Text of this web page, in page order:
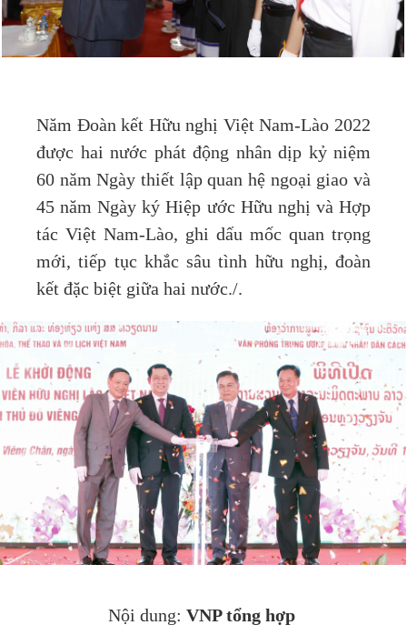
Năm Đoàn kết Hữu nghị Việt Nam-Lào 2022
được hai nước phát động nhân dịp kỷ niệm
60 năm Ngày thiết lập quan hệ ngoại giao và
45 năm Ngày ký Hiệp ước Hữu nghị và Hợp
tác Việt Nam-Lào, ghi dấu mốc quan trọng
mới, tiếp tục khắc sâu tình hữu nghị, đoàn
kết đặc biệt giữa hai nước./.
Nội dung: VNP tổng hợp